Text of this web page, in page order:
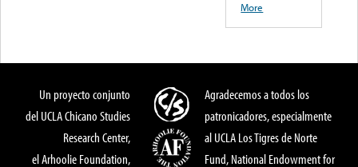
More
Un proyecto conjunto
del UCLA Chicano Studies
Research Center,
el Arhoolie Foundation,
Agradecemos a todos los
patronicadores, especialmente
al UCLA Los Tigres de Norte
Fund, National Endowment for